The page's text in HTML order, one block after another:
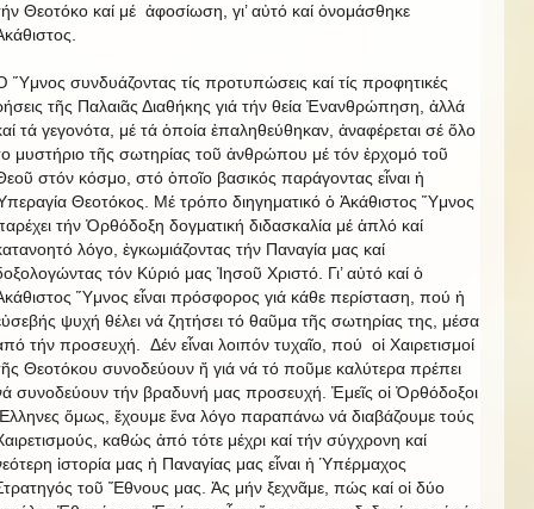
Θεοτόκο καί μέ ἀφοσίωση, γι’ αὐτό καί ὀνομάσθηκε
Ὕμνος συνδυάζοντας τίς προτυπώσεις καί τίς προφητικές
τῆς Παλαιᾶς Διαθήκης γιά τήν θεία Ἐνανθρώπηση, ἀλλά
τά γεγονότα, μέ τά ὁποία ἐπαληθεύθηκαν, ἀναφέρεται σέ ὅλο
μυστήριο τῆς σωτηρίας τοῦ ἀνθρώπου μέ τόν ἐρχομό τοῦ
στόν κόσμο, στό ὁποῖο βασικός παράγοντας εἶναι ἡ
Θεοτόκος. Μέ τρόπο διηγηματικό ὁ Ἀκάθιστος Ὕμνος
τήν Ὀρθόδοξη δογματική διδασκαλία μέ ἁπλό καί
λόγο, ἐγκωμιάζοντας τήν Παναγία μας καί
τόν Κύριό μας Ἰησοῦ Χριστό. Γι’ αὐτό καί ὁ
Ὕμνος εἶναι πρόσφορος γιά κάθε περίσταση, πού ἡ
ψυχή θέλει νά ζητήσει τό θαῦμα τῆς σωτηρίας της, μέσα
τήν προσευχή. Δέν εἶναι λοιπόν τυχαῖο, πού οἱ Χαιρετισμοί
Θεοτόκου συνοδεύουν ἤ γιά νά τό ποῦμε καλύτερα πρέπει
συνοδεύουν τήν βραδυνή μας προσευχή. Ἐμεῖς οἱ Ὀρθόδοξοι
ὅμως, ἔχουμε ἕνα λόγο παραπάνω νά διαβάζουμε τούς
καθώς ἀπό τότε μέχρι καί τήν σύγχρονη καί
ἱστορία μας ἡ Παναγίας μας εἶναι ἡ Ὑπέρμαχος
τοῦ Ἔθνους μας. Ἀς μήν ξεχνᾶμε, πώς καί οἱ δύο